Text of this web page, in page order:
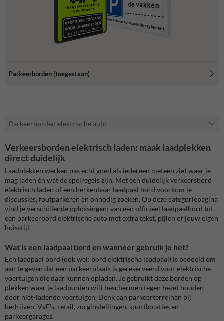
Parkeerborden (toegestaan)
Parkeerborden elektrische auto
Verkeersborden elektrisch laden: maak laadplekken
direct duidelijk
Laadplekken werken pas echt goed als iedereen meteen ziet waar je
mag laden én wat de spelregels zijn. Met een duidelijk verkeersbord
elektrisch laden of een herkenbaar laadpaal bord voorkom je
discussies, foutparkeren en onnodig zoeken. Op deze categoriepagina
vind je verschillende oplossingen: van een officieel laadpaalbord tot
een parkeerbord elektrische auto met extra tekst, pijlen of jouw eigen
huisstijl.
Wat is een laadpaal bord en wanneer gebruik je het?
Een laadpaal bord (ook wel: bord elektrische laadpaal) is bedoeld om
aan te geven dat een parkeerplaats is gereserveerd voor elektrische
voertuigen die daar kunnen opladen. Je gebruikt deze borden op
plekken waar je laadpunten wilt beschermen tegen bezet houden
door niet-ladende voertuigen. Denk aan parkeerterreinen bij
bedrijven, VvE’s, retail, zorginstellingen, sportlocaties en
parkeergarages.